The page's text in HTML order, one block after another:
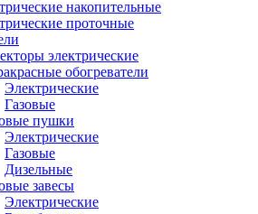
накопительные
проточные
электрические
обогреватели
Электрические
Газовые
пушки
Электрические
Газовые
Дизельные
завесы
Электрические